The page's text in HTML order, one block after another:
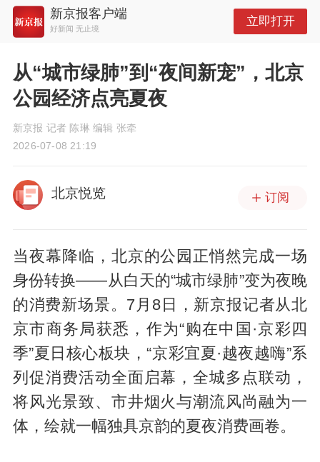
新京报客户端
好新闻 无止境
立即打开
从“城市绿肺”到“夜间新宠”，北京
公园经济点亮夏夜
新京报 记者 陈琳 编辑 张牵
2026-07-08 21:19
北京悦览 订阅
当夜幕降临，北京的公园正悄然完成一场
身份转换——从白天的“城市绿肺”变为夜晚
的消费新场景。7月8日，新京报记者从北
京市商务局获悉，作为“购在中国·京彩四
季”夏日核心板块，“京彩宜夏·越夜越嗨”系
列促消费活动全面启幕，全城多点联动，
将风光景致、市井烟火与潮流风尚融为一
体，绘就一幅独具京韵的夏夜消费画卷。